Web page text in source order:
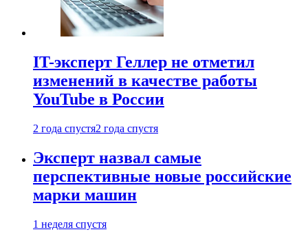
IT-эксперт Геллер не отметил
изменений в качестве работы
YouTube в России
2 года спустя2 года спустя
Эксперт назвал самые
перспективные новые российские
марки машин
1 неделя спустя